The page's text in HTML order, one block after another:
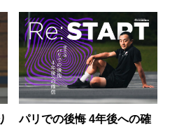
パリでの後悔 4年後への確